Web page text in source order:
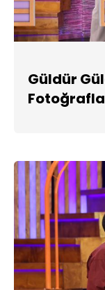
Güldür